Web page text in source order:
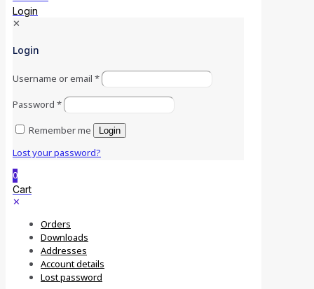
Login
✕
Login
Username or email *
Password *
Remember me
Login
Lost your password?
0
Cart
✕
Orders
Downloads
Addresses
Account details
Lost password